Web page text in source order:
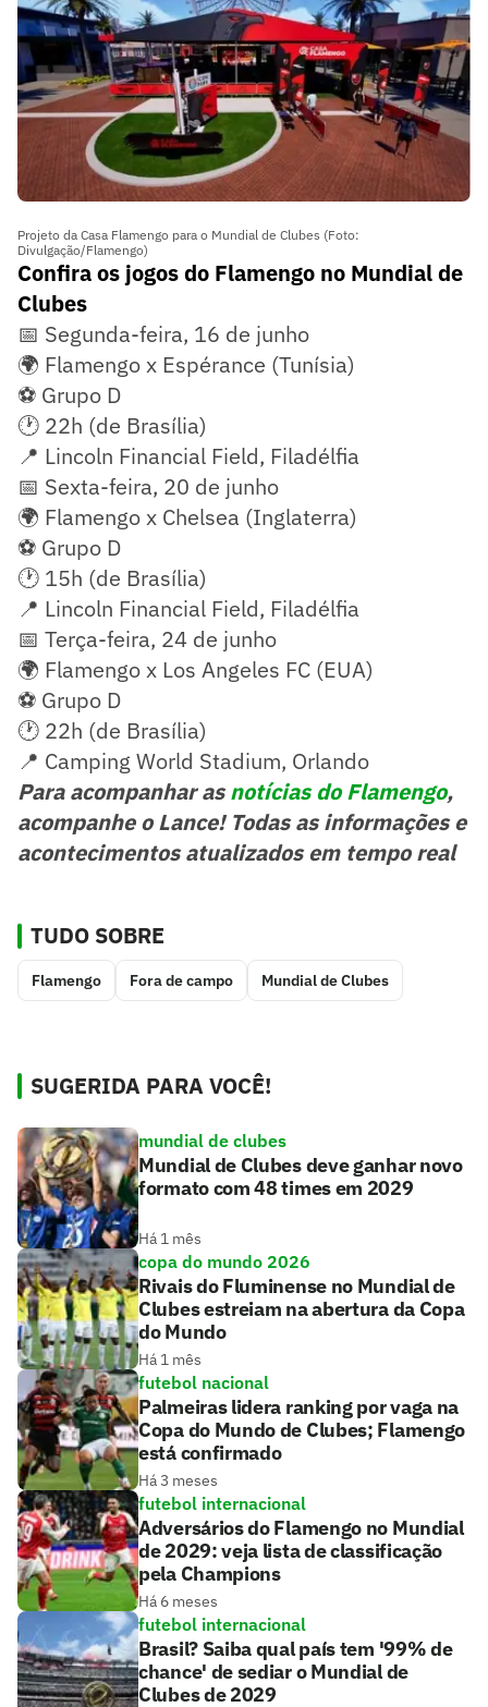
Projeto da Casa Flamengo para o Mundial de Clubes (Foto:
Divulgação/Flamengo)
Confira os jogos do Flamengo no Mundial de
Clubes
📅 Segunda-feira, 16 de junho
🌍 Flamengo x Espérance (Tunísia)
⚽ Grupo D
🕐 22h (de Brasília)
📍 Lincoln Financial Field, Filadélfia
📅 Sexta-feira, 20 de junho
🌍 Flamengo x Chelsea (Inglaterra)
⚽ Grupo D
🕐 15h (de Brasília)
📍 Lincoln Financial Field, Filadélfia
📅 Terça-feira, 24 de junho
🌍 Flamengo x Los Angeles FC (EUA)
⚽ Grupo D
🕐 22h (de Brasília)
📍 Camping World Stadium, Orlando
Para acompanhar asnotícias do Flamengo,
acompanhe o Lance! Todas as informações e
acontecimentos atualizados em tempo real
TUDO SOBRE
Flamengo Fora de campo Mundial de Clubes
SUGERIDA PARA VOCÊ!
mundial de clubes
Mundial de Clubes deve ganhar novo
formato com 48 times em 2029
Há 1 mês
copa do mundo 2026
Rivais do Fluminense no Mundial de
Clubes estreiam na abertura da Copa
do Mundo
Há 1 mês
futebol nacional
Palmeiras lidera ranking por vaga na
Copa do Mundo de Clubes; Flamengo
está confirmado
Há 3 meses
futebol internacional
Adversários do Flamengo no Mundial
de 2029: veja lista de classificação
pela Champions
Há 6 meses
futebol internacional
Brasil? Saiba qual país tem '99% de
chance' de sediar o Mundial de
Clubes de 2029